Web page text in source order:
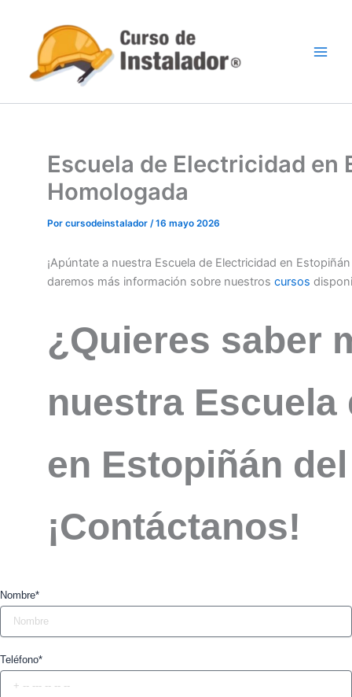
contenido
Escuela de Electricidad en
Homologada
Por cursodeinstalador /16 mayo 2026
¡Apúntate a nuestra Escuela de Electricidad en
daremos más información sobre nuestros cursos
¿Quieres saber
nuestra
en Estopiñán
¡Contáctanos!
Nombre*
Teléfono*